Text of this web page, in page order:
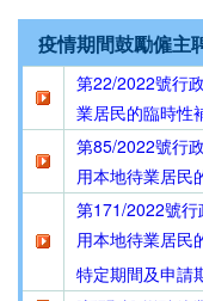
疫情期間鼓勵僱主
第22/2022號行
業居民的臨時性
第85/2022號行
用本地待業居民
第171/2022號
用本地待業居民
特定期間及申請